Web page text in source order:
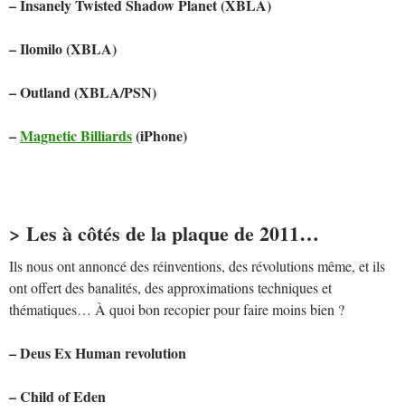
– Insanely Twisted Shadow Planet (XBLA)
– Ilomilo (XBLA)
– Outland (XBLA/PSN)
–Magnetic Billiards(iPhone)
> Les à côtés de la plaque de 2011…
Ils nous ont annoncé des réinventions, des révolutions même, et ils
ont offert des banalités, des approximations techniques et
thématiques… À quoi bon recopier pour faire moins bien ?
– Deus Ex Human revolution
– Child of Eden